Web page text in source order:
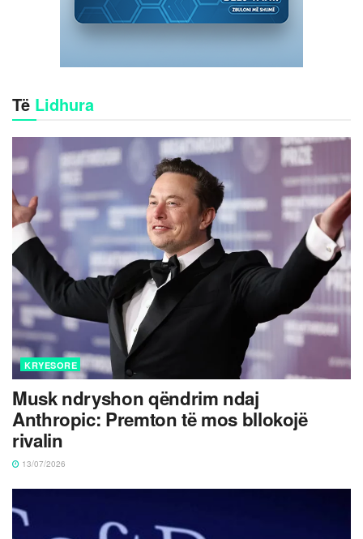
Të Lidhura
KRYESORE
Musk ndryshon qëndrim ndaj
Anthropic: Premton të mos bllokojë
rivalin
13/07/2026